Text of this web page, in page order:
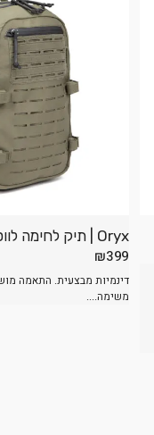
Oryx | תיק לחימה לווסט – 20 ליטר
₪399
דינמיות מבצעית. התאמה
משימה....